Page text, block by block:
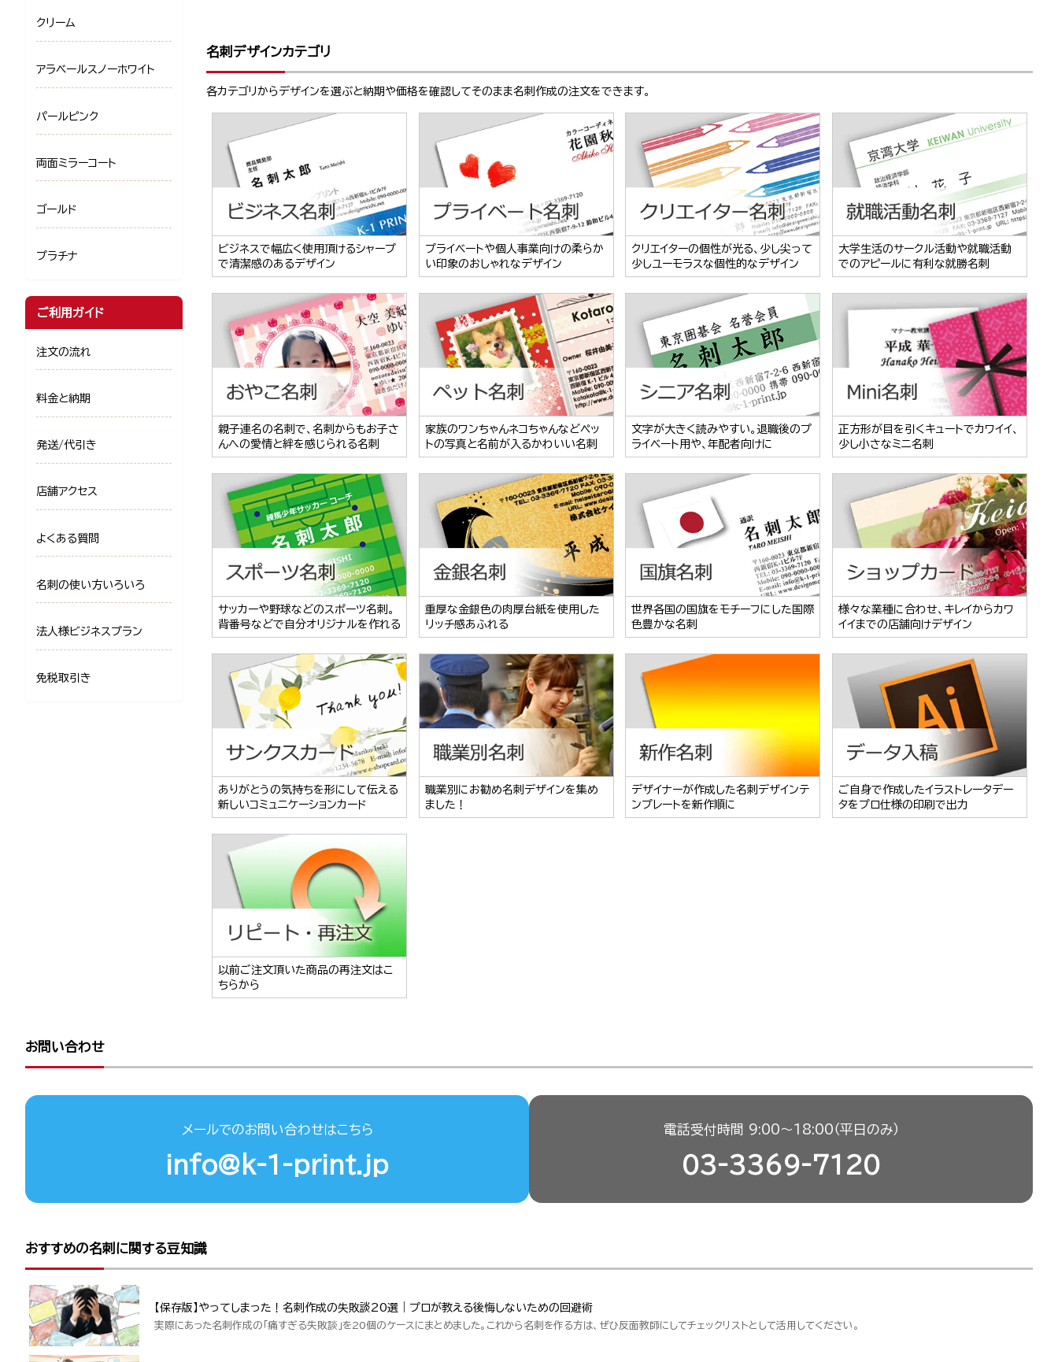
名刺デザインカテゴリ
各カテゴリからデザインを選ぶと納期や価格を確認してそのまま名刺作成の注文をできます。
ビジネスで幅広く使用頂けるシャープ
で清潔感のあるデザイン
プライベートや個人事業向けの柔らか
い印象のおしゃれなデザイン
クリエイターの個性が光る、少し尖って
少しユーモラスな個性的なデザイン
大学生活のサークル活動や就職活動
でのアピールに有利な就勝名刺
親子連名の名刺で、名刺からもお子さ
んへの愛情と絆を感じられる名刺
家族のワンちゃんネコちゃんなどペッ
トの写真と名前が入るかわいい名刺
文字が大きく読みやすい。退職後のプ
ライベート用や、年配者向けに
正方形が目を引くキュートでカワイイ、
少し小さなミニ名刺
サッカーや野球などのスポーツ名刺。
背番号などで自分オリジナルを作れる
重厚な金銀色の肉厚台紙を使用した
リッチ感あふれる
世界各国の国旗をモチーフにした国際
色豊かな名刺
様々な業種に合わせ、キレイからカワ
イイまでの店舗向けデザイン
ありがとうの気持ちを形にして伝える
新しいコミュニケーションカード
職業別にお勧め名刺デザインを集め
ました！
デザイナーが作成した名刺デザインテ
ンプレートを新作順に
ご自身で作成したイラストレータデー
タをプロ仕様の印刷で出力
以前ご注文頂いた商品の再注文はこ
ちらから
クリーム
アラベールスノーホワイト
パールピンク
両面ミラーコート
ゴールド
プラチナ
ご利用ガイド
注文の流れ
料金と納期
発送/代引き
店舗アクセス
よくある質問
名刺の使い方いろいろ
法人様ビジネスプラン
免税取引き
お問い合わせ
メールでのお問い合わせはこちら
info@k-1-print.jp
電話受付時間 9:00〜18:00（平日のみ）
03-3369-7120
おすすめの名刺に関する豆知識
【保存版】やってしまった！名刺作成の失敗談20選｜プロが教える後悔しないための回避術
実際にあった名刺作成の「痛すぎる失敗談」を20個のケースにまとめました。これから名刺を作る方は、ぜひ反面教師にしてチェックリストとして活用してください。